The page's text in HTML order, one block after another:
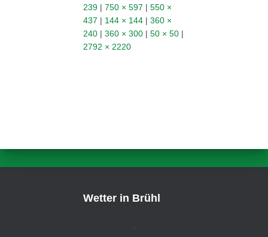
239 | 750 × 597 | 550 ×
437 | 144 × 144 | 360 ×
240 | 360 × 300 | 50 × 50 |
2792 × 2220
Wetter in Brühl